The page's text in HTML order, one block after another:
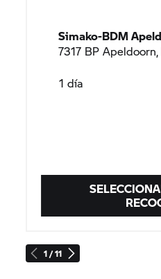
1 / 11
Simako-BDM
7317 BP
1 día